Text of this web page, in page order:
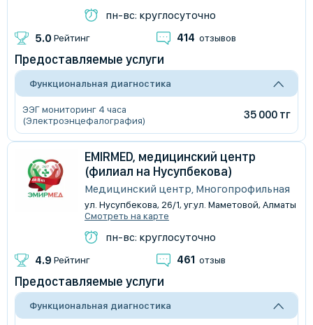
пн-вс: круглосуточно
5.0 Рейтинг 414 отзывов
Предоставляемые услуги
Функциональная диагностика
ЭЭГ мониторинг 4 часа
(Электроэнцефалография)
35 000 тг
EMIRMED, медицинский центр
(филиал на Нусупбекова)
Медицинский центр, Многопрофильная
ул. Нусупбекова, 26/1, уг.ул. Маметовой, Алматы
Смотреть на карте
пн-вс: круглосуточно
4.9 Рейтинг 461 отзыв
Предоставляемые услуги
Функциональная диагностика